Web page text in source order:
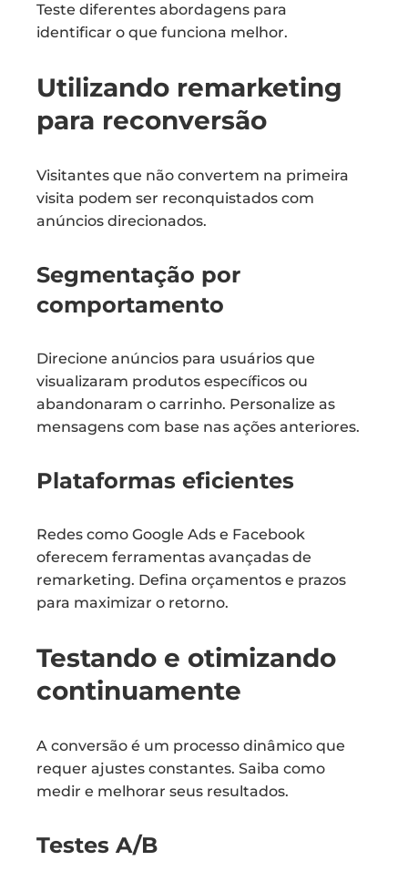
Teste diferentes abordagens para
identificar o que funciona melhor.
Utilizando remarketing
para reconversão
Visitantes que não convertem na primeira
visita podem ser reconquistados com
anúncios direcionados.
Segmentação por
comportamento
Direcione anúncios para usuários que
visualizaram produtos específicos ou
abandonaram o carrinho. Personalize as
mensagens com base nas ações anteriores.
Plataformas eficientes
Redes como Google Ads e Facebook
oferecem ferramentas avançadas de
remarketing. Defina orçamentos e prazos
para maximizar o retorno.
Testando e otimizando
continuamente
A conversão é um processo dinâmico que
requer ajustes constantes. Saiba como
medir e melhorar seus resultados.
Testes A/B